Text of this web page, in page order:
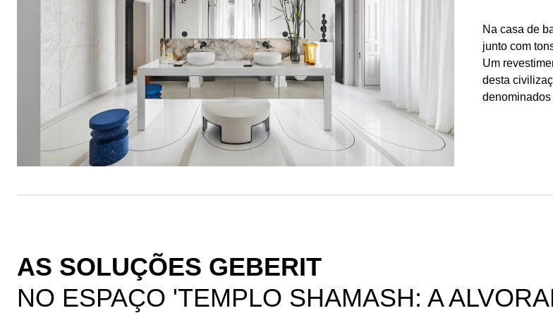
Na casa de
junto com
Um
desta
denominados
AS SOLUÇÕES GEBERIT
NO ESPAÇO 'TEMPLO SHAMASH: A